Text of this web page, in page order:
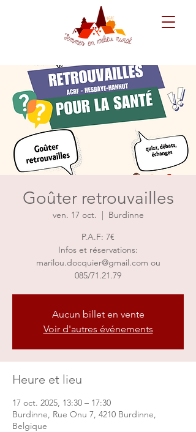
Goûter retrouvailles
ven. 17 oct.
  |
Burdinne
P.A.F: 7€
Infos et réservations:
marilou.docquier@gmail.com ou
085/71.21.79
Aucun billet en vente
Voir d'autres événements
Heure et lieu
17 oct. 2025, 13:30 – 17:30
Burdinne, Rue Onu 7, 4210 Burdinne,
Belgique